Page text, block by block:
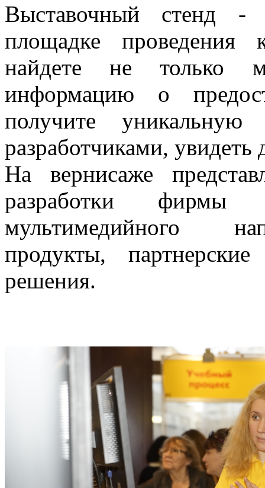
Выставочный стенд -
площадке
найдете не только
информацию о
получите
разработчиками,
На вернисаже
разработки
мультимедийного
продукты,
решения.